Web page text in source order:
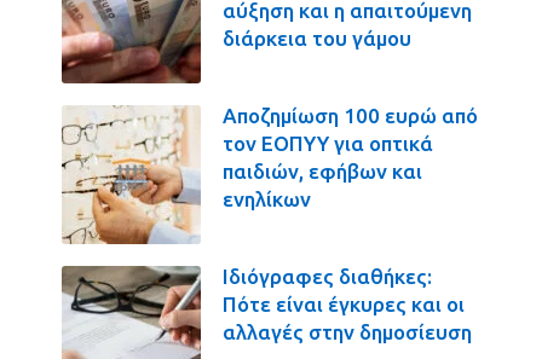
αύξηση και η απαιτούμενη
διάρκεια του γάμου
Αποζημίωση 100 ευρώ από
τον ΕΟΠΥΥ για οπτικά
παιδιών, εφήβων και
ενηλίκων
Ιδιόγραφες διαθήκες:
Πότε είναι έγκυρες και οι
αλλαγές στην δημοσίευση